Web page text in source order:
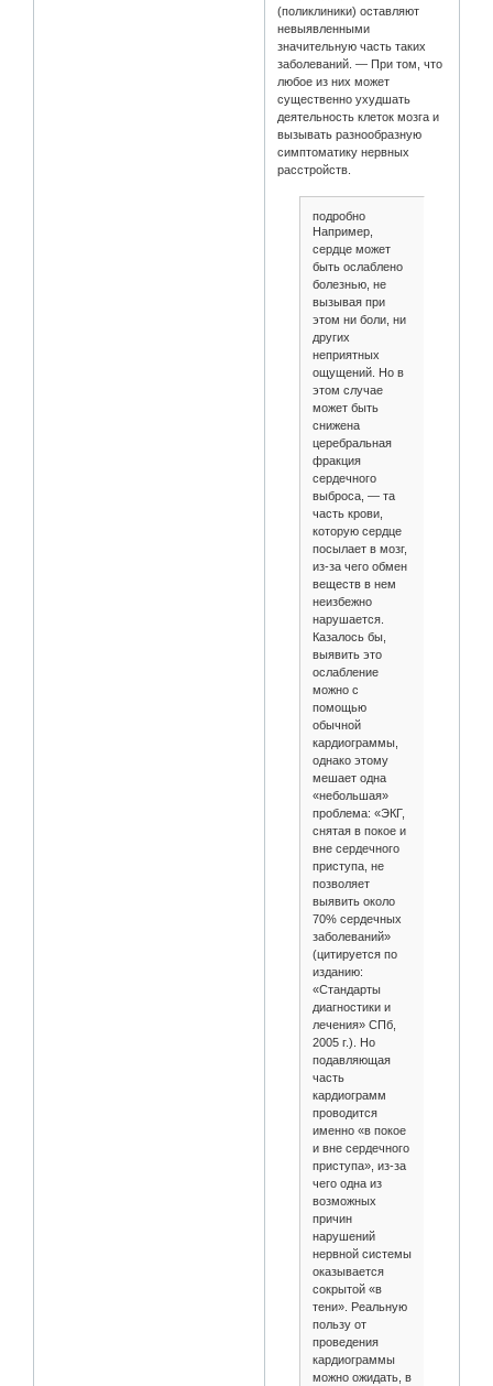
(поликлиники) оставляют
невыявленными
значительную часть таких
заболеваний. — При том, что
любое из них может
существенно ухудшать
деятельность клеток мозга и
вызывать разнообразную
симптоматику нервных
расстройств.
подробно
Например,
сердце может
быть ослаблено
болезнью, не
вызывая при
этом ни боли, ни
других
неприятных
ощущений. Но в
этом случае
может быть
снижена
церебральная
фракция
сердечного
выброса, — та
часть крови,
которую сердце
посылает в мозг,
из-за чего обмен
веществ в нем
неизбежно
нарушается.
Казалось бы,
выявить это
ослабление
можно с
помощью
обычной
кардиограммы,
однако этому
мешает одна
«небольшая»
проблема: «ЭКГ,
снятая в покое и
вне сердечного
приступа, не
позволяет
выявить около
70% сердечных
заболеваний»
(цитируется по
изданию:
«Стандарты
диагностики и
лечения» СПб,
2005 г.). Но
подавляющая
часть
кардиограмм
проводится
именно «в покое
и вне сердечного
приступа», из-за
чего одна из
возможных
причин
нарушений
нервной системы
оказывается
сокрытой «в
тени». Реальную
пользу от
проведения
кардиограммы
можно ожидать, в